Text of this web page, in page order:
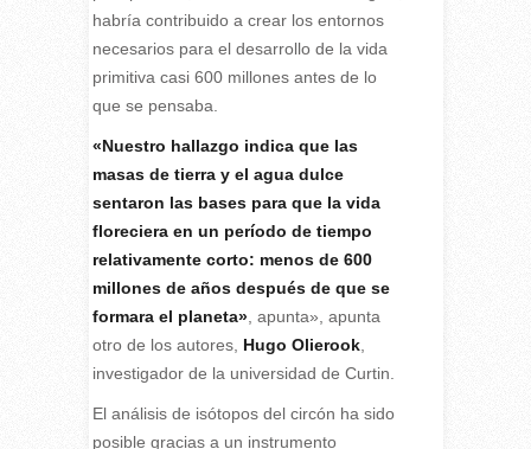
habría contribuido a crear los entornos
necesarios para el desarrollo de la vida
primitiva casi 600 millones antes de lo
que se pensaba.
«Nuestro hallazgo indica que las
masas de tierra y el agua dulce
sentaron las bases para que la vida
floreciera en un período de tiempo
relativamente corto: menos de 600
millones de años después de que se
formara el planeta», apunta», apunta
otro de los autores, Hugo Olierook,
investigador de la universidad de Curtin.
El análisis de isótopos del circón ha sido
posible gracias a un instrumento